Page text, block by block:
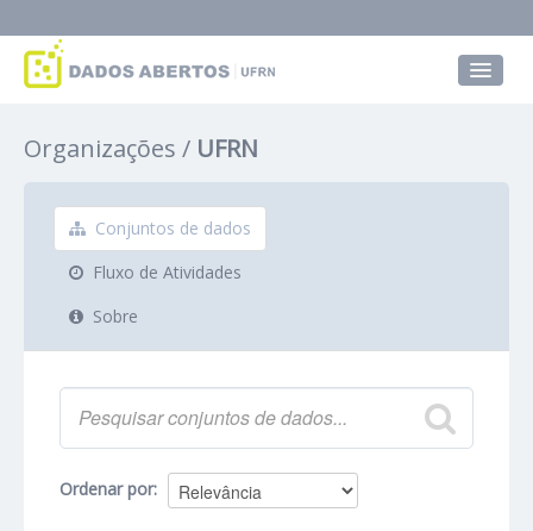
Grupos
Sobre
Organizações UFRN
Conjuntos de dados
Fluxo de Atividades
Sobre
Ordenar por